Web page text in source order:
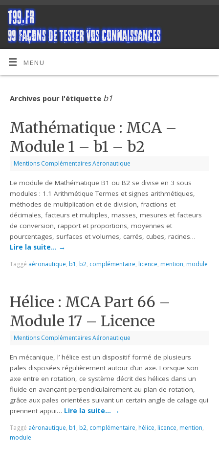
MENU
Archives pour l'étiquette b1
Mathématique : MCA –
Module 1 – b1 – b2
| Mentions Complémentaires Aéronautique
Le module de Mathématique B1 ou B2 se divise en 3 sous
modules : 1.1 Arithmétique Termes et signes arithmétiques,
méthodes de multiplication et de division, fractions et
décimales, facteurs et multiples, masses, mesures et facteurs
de conversion, rapport et proportions, moyennes et
pourcentages, surfaces et volumes, carrés, cubes, racines…
Lire la suite… →
Taggé aéronautique, b1 , b2, complémentaire, licence, mention, module
Hélice : MCA Part 66 –
Module 17 – Licence
| Mentions Complémentaires Aéronautique
En mécanique, l’ hélice est un dispositif formé de plusieurs
pales disposées régulièrement autour d’un axe. Lorsque son
axe entre en rotation, ce système décrit des hélices dans un
fluide en avançant perpendiculairement au plan de rotation,
grâce aux pales orientées suivant un certain angle de calage qui
prennent appui… Lire la suite… →
Taggé aéronautique, b1 , b2, complémentaire, hélice, licence, mention,
module